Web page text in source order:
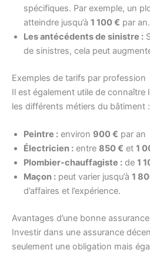
spécifiques. Par exemple, un
atteindre jusqu’à 1 100 € par an.
Les antécédents de sinistre :
de sinistres, cela peut
Exemples de tarifs par profession
Il est également utile de connaître
les différents métiers du bâtiment :
Peintre : environ 900 € par an
Électricien : entre 850 € et 1
Plombier-chauffagiste : de 1
Maçon : peut varier jusqu’à 1
d’affaires et l’expérience.
Avantages d’une bonne
Investir dans une assurance
seulement une obligation mais